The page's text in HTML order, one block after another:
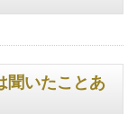
聞いたことあ